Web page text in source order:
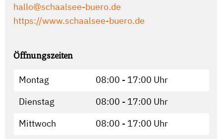
hallo@schaalsee-buero.de
https://www.schaalsee-buero.de
Öffnungszeiten
Montag
08:00 - 17:00 Uhr
Dienstag
08:00 - 17:00 Uhr
Mittwoch
08:00 - 17:00 Uhr